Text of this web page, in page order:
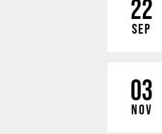
22
SEP
03
NOV